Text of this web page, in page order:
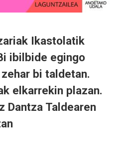
Ikastolatik
ibilbide egingo
bi taldetan.
elkarrekin plazan.
Dantza Taldearen